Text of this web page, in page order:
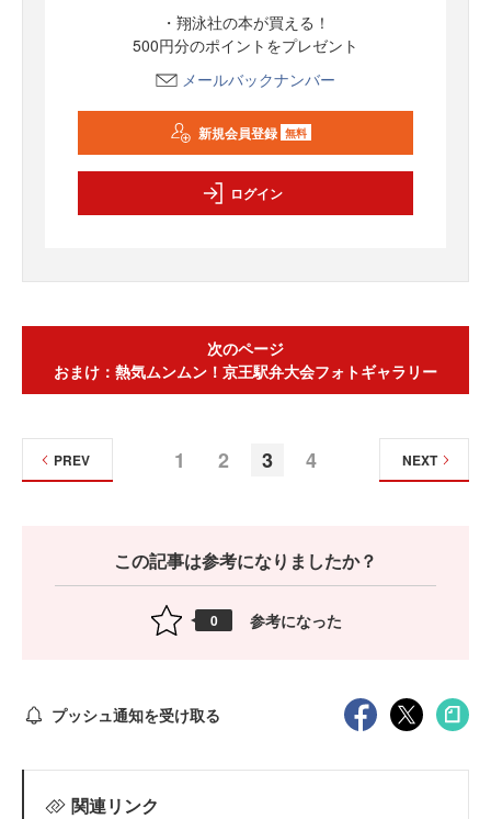
・翔泳社の本が買える！
500円分のポイントをプレゼント
メールバックナンバー
新規会員登録 無料
ログイン
次のページ
おまけ：熱気ムンムン！京王駅弁大会フォトギャラリー
1 2 3 4
PREV NEXT
この記事は参考になりましたか？
0 参考になった
プッシュ通知を受け取る
関連リンク